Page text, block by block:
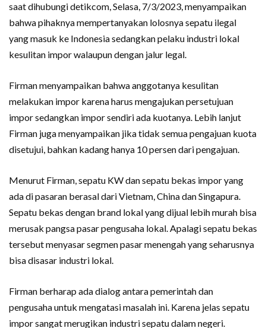
saat dihubungi detikcom, Selasa, 7/3/2023, menyampaikan
bahwa pihaknya mempertanyakan lolosnya sepatu ilegal
yang masuk ke Indonesia sedangkan pelaku industri lokal
kesulitan impor walaupun dengan jalur legal.
Firman menyampaikan bahwa anggotanya kesulitan
melakukan impor karena harus mengajukan persetujuan
impor sedangkan impor sendiri ada kuotanya. Lebih lanjut
Firman juga menyampaikan jika tidak semua pengajuan kuota
disetujui, bahkan kadang hanya 10 persen dari pengajuan.
Menurut Firman, sepatu KW dan sepatu bekas impor yang
ada di pasaran berasal dari Vietnam, China dan Singapura.
Sepatu bekas dengan brand lokal yang dijual lebih murah bisa
merusak pangsa pasar pengusaha lokal. Apalagi sepatu bekas
tersebut menyasar segmen pasar menengah yang seharusnya
bisa disasar industri lokal.
Firman berharap ada dialog antara pemerintah dan
pengusaha untuk mengatasi masalah ini. Karena jelas sepatu
impor sangat merugikan industri sepatu dalam negeri.